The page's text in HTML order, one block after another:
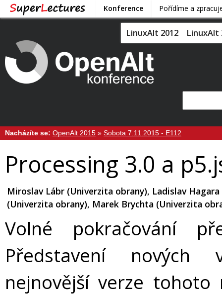
Konference Pořídíme a
LinuxAlt 2012 LinuxAlt
Nacházíte se: OpenAlt 2015 » Sobota 7.11.2015 - E112
Processing 3.0 a
Miroslav Lábr (Univerzita obrany), Ladislav
(Univerzita obrany), Marek Brychta (Univerzita
Volné pokračování
Představení nových
nejnovější verze